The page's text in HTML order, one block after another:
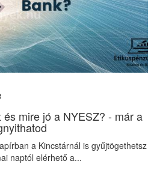
mire jó a NYESZ? - már a
a Kincstárnál is gyűjtögethetsz
naptól elérhető a...